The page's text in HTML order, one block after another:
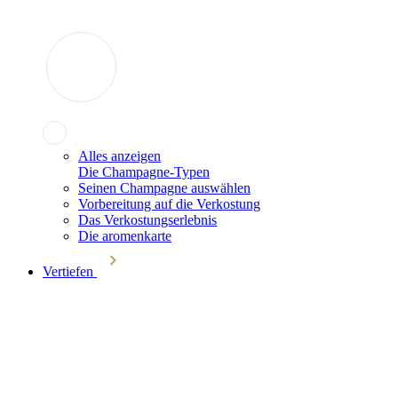
Alles anzeigen
Die Champagne-Typen
Seinen Champagne auswählen
Vorbereitung auf die Verkostung
Das Verkostungserlebnis
Die aromenkarte
Vertiefen